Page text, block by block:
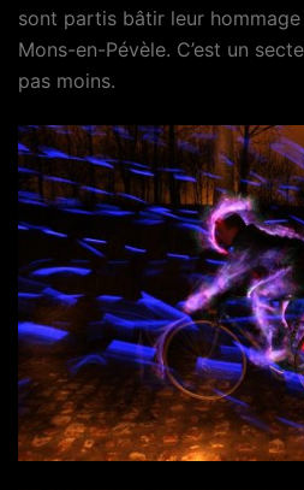
sont partis bâtir leur
Mons-en-Pévèle. C’est un
pas moins.